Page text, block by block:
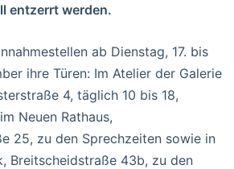
entzerrt werden.
ab Dienstag, 17. bis
ihre Türen: Im Atelier der Galerie
4, täglich 10 bis 18,
Neuen Rathaus,
25, zu den Sprechzeiten sowie in
Breitscheidstraße 43b, zu den